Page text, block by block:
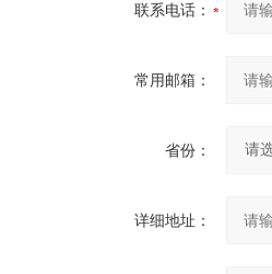
联系电话：
常用邮箱：
省份：
详细地址：